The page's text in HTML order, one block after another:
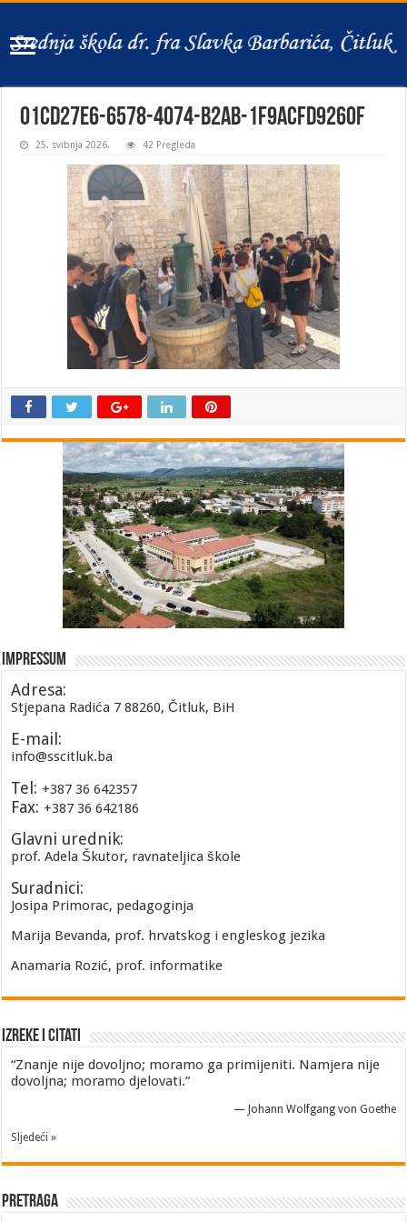
01cd27e6-6578-4074-b2ab-1f9acfd9260f
25. svibnja 2026. 42 Pregleda
Impressum
Adresa:
Stjepana Radića 7 88260, Čitluk, BiH
E-mail:
info@sscitluk.ba
Tel: +387 36 642357
Fax: +387 36 642186
Glavni urednik:
prof. Adela Škutor, ravnateljica škole
Suradnici:
Josipa Primorac, pedagoginja
Marija Bevanda, prof. hrvatskog i engleskog jezika
Anamaria Rozić, prof. informatike
Izreke i Citati
“Znanje nije dovoljno; moramo ga primijeniti. Namjera nije
dovoljna; moramo djelovati.”
— Johann Wolfgang von Goethe
Sljedeći »
Pretraga